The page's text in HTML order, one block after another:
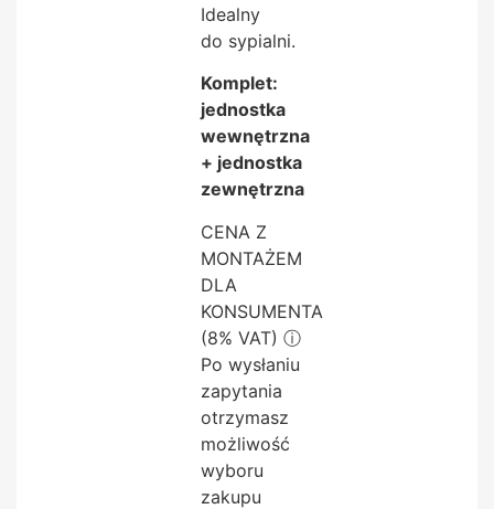
Idealny
do sypialni.
Komplet:
jednostka
wewnętrzna
+ jednostka
zewnętrzna
CENA Z
MONTAŻEM
DLA
KONSUMENTA
(8% VAT) ⓘ
Po wysłaniu
zapytania
otrzymasz
możliwość
wyboru
zakupu